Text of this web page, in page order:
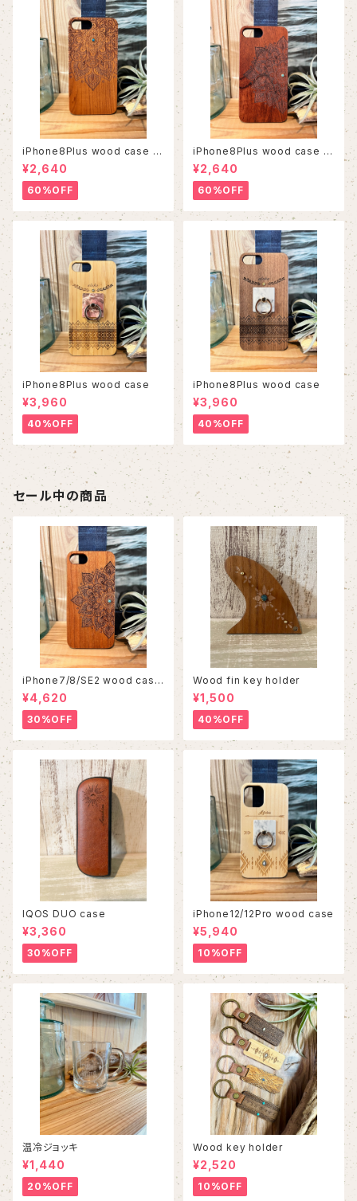
iPhone8Plus wood case 5
6
¥2,640
60%OFF
iPhone8Plus wood case 5
3
¥2,640
60%OFF
iPhone8Plus wood case
¥3,960
40%OFF
iPhone8Plus wood case
¥3,960
40%OFF
セール中の商品
iPhone7/8/SE2 wood case
86
¥4,620
30%OFF
Wood fin key holder
¥1,500
40%OFF
IQOS DUO case
¥3,360
30%OFF
iPhone12/12Pro wood case
¥5,940
10%OFF
温冷ジョッキ
¥1,440
20%OFF
Wood key holder
¥2,520
10%OFF